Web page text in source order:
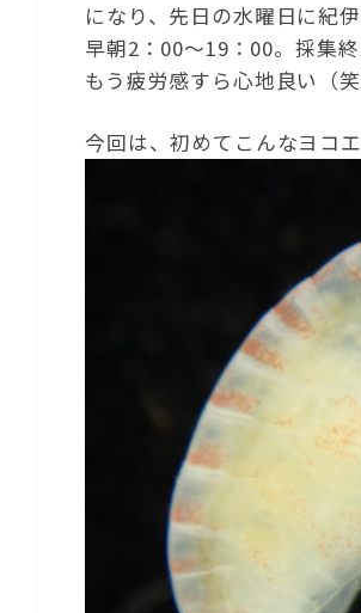
になり、先日の水曜日に紀
早朝2：00～19：00。採集
もう疲労感すら心地良い（笑
今回は、初めてこんなヨコ